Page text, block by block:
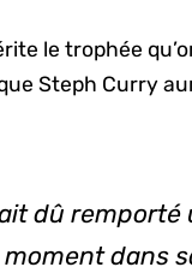
le trophée
Steph Curry
dû
dans